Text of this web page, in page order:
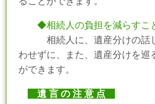
◆相続人の負担を減らすこ
相続人に、遺産分けの話
わせずに、また、遺産分けを巡
ができます。
遺 言 の 注 意 点